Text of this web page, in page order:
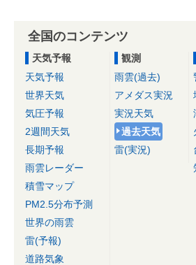
全国のコンテンツ
天気予報
天気予報
世界天気
気圧予報
2週間天気
長期予報
雨雲レーダー
積雪マップ
PM2.5分布予測
世界の雨雲
雷(予報)
道路気象
観測
雨雲(過去)
アメダス実況
実況天気
過去天気
雷(実況)